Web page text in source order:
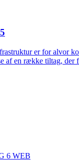
er for alvor
af en række tiltag, der